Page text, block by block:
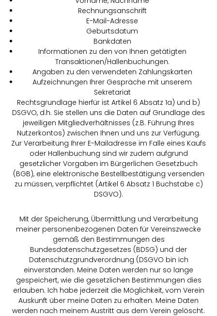
Rechnungsanschrift
E-Mail-Adresse
Geburtsdatum
Bankdaten
Informationen zu den von Ihnen getätigten
Transaktionen/Hallenbuchungen.
Angaben zu den verwendeten Zahlungskarten
Aufzeichnungen Ihrer Gespräche mit unserem
Sekretariat
Rechtsgrundlage hierfür ist Artikel 6 Absatz 1a) und b)
DSGVO, d.h. Sie stellen uns die Daten auf Grundlage des
jeweiligen Mitgliedverhältnisses (z.B. Führung Ihres
Nutzerkontos) zwischen Ihnen und uns zur Verfügung.
Zur Verarbeitung Ihrer E-Mailadresse im Falle eines Kaufs
oder Hallenbuchung sind wir zudem aufgrund
gesetzlicher Vorgaben im Bürgerlichen Gesetzbuch
(BGB), eine elektronische Bestellbestätigung versenden
zu müssen, verpflichtet (Artikel 6 Absatz 1 Buchstabe c)
DSGVO).
Mit der Speicherung, Übermittlung und Verarbeitung
meiner personenbezogenen Daten für Vereinszwecke
gemäß den Bestimmungen des
Bundesdatenschutzgesetzes (BDSG) und der
Datenschutzgrundverordnung (DSGVO bin ich
einverstanden. Meine Daten werden nur so lange
gespeichert, wie die gesetzlichen Bestimmungen dies
erlauben. Ich habe jederzeit die Möglichkeit, vom Verein
Auskunft über meine Daten zu erhalten. Meine Daten
werden nach meinem Austritt aus dem Verein gelöscht.